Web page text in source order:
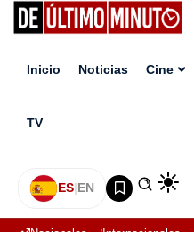
Inicio Noticias Cine
TV
ES|EN